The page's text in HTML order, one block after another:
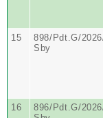
15
898/Pdt.G/
Sby
16
896/Pdt.G/